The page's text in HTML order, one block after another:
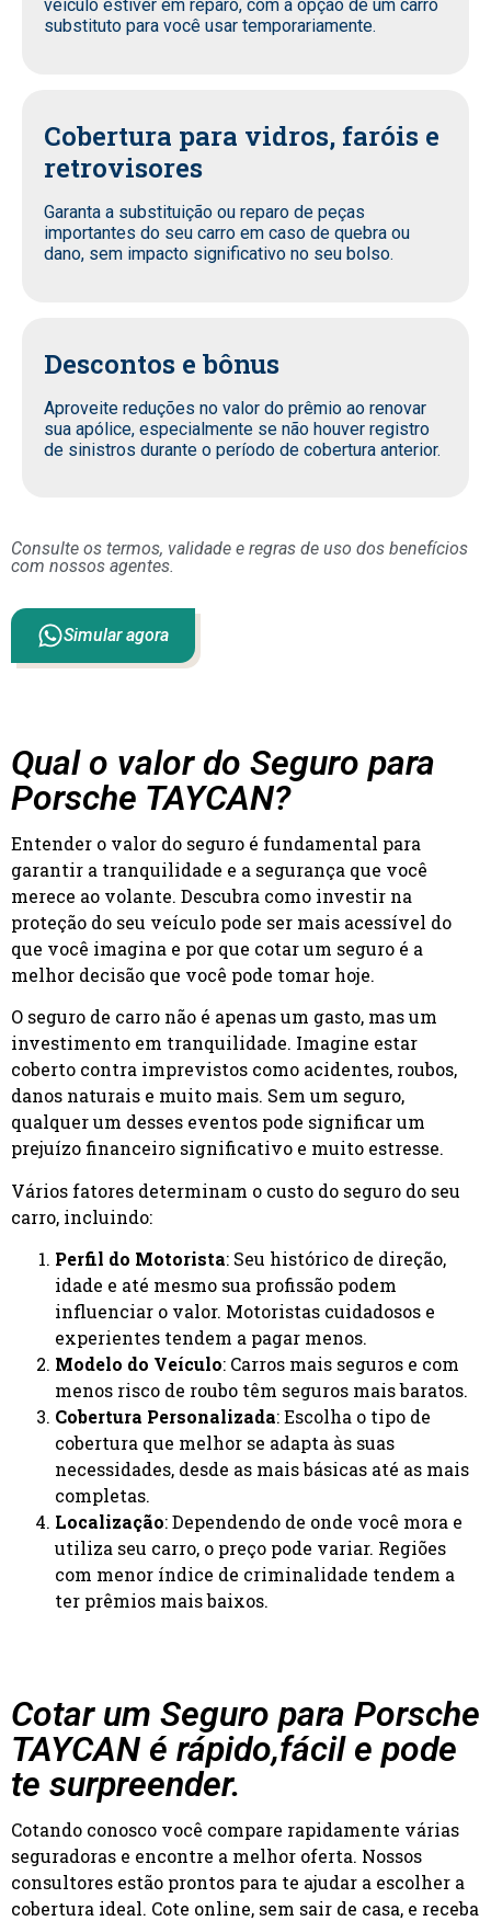
veículo estiver em reparo, com a opção de um carro
substituto para você usar temporariamente.
Cobertura para vidros, faróis e
retrovisores
Garanta a substituição ou reparo de peças
importantes do seu carro em caso de quebra ou
dano, sem impacto significativo no seu bolso.
Descontos e bônus
Aproveite reduções no valor do prêmio ao renovar
sua apólice, especialmente se não houver registro
de sinistros durante o período de cobertura anterior.
Consulte os termos, validade e regras de uso dos benefícios
com nossos agentes.
Simular agora
Qual o valor do Seguro para
Porsche TAYCAN?
Entender o valor do seguro é fundamental para
garantir a tranquilidade e a segurança que você
merece ao volante. Descubra como investir na
proteção do seu veículo pode ser mais acessível do
que você imagina e por que cotar um seguro é a
melhor decisão que você pode tomar hoje.
O seguro de carro não é apenas um gasto, mas um
investimento em tranquilidade. Imagine estar
coberto contra imprevistos como acidentes, roubos,
danos naturais e muito mais. Sem um seguro,
qualquer um desses eventos pode significar um
prejuízo financeiro significativo e muito estresse.
Vários fatores determinam o custo do seguro do seu
carro, incluindo:
Perfil do Motorista: Seu histórico de direção,
idade e até mesmo sua profissão podem
influenciar o valor. Motoristas cuidadosos e
experientes tendem a pagar menos.
Modelo do Veículo: Carros mais seguros e com
menos risco de roubo têm seguros mais baratos.
Cobertura Personalizada: Escolha o tipo de
cobertura que melhor se adapta às suas
necessidades, desde as mais básicas até as mais
completas.
Localização: Dependendo de onde você mora e
utiliza seu carro, o preço pode variar. Regiões
com menor índice de criminalidade tendem a
ter prêmios mais baixos.
Cotar um Seguro para Porsche
TAYCAN é rápido,fácil e pode
te surpreender.
Cotando conosco você compare rapidamente várias
seguradoras e encontre a melhor oferta. Nossos
consultores estão prontos para te ajudar a escolher a
cobertura ideal. Cote online, sem sair de casa, e receba